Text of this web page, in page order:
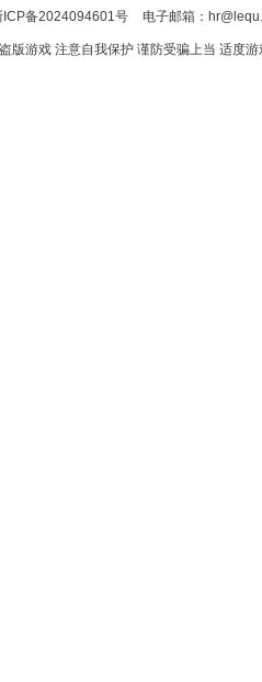
ICP备2024094601号 电子邮箱：
版游戏 注意自我保护 谨防受骗上当 适度